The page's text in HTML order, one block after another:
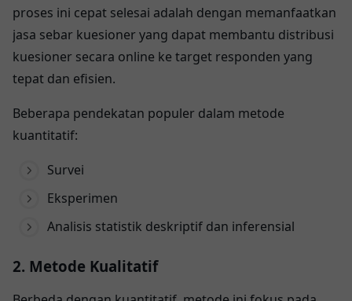
proses ini cepat selesai adalah dengan memanfaatkan
jasa sebar kuesioner yang dapat membantu distribusi
kuesioner secara online ke target responden yang
tepat dan efisien.
Beberapa pendekatan populer dalam metode
kuantitatif:
Survei
Eksperimen
Analisis statistik deskriptif dan inferensial
2. Metode Kualitatif